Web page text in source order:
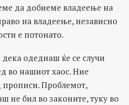
да добиеме владеење на
на владеење, независно
е потонато.
одеднаш ќе се случи
во нашиот хаос. Ние
Проблемот,
не бил во законите, туку во